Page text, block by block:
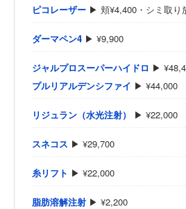
ピコレーザー ▶ 頬¥4,400・シミ取り
ダーマペン4 ▶ ¥9,900
ジャルプロスーパーハイドロ ▶
プルリアルデンシファイ ▶ ¥44,000
リジュラン（水光注射） ▶ ¥22,000
スネコス ▶ ¥29,700
糸リフト ▶ ¥22,000
脂肪溶解注射 ▶ ¥2,200